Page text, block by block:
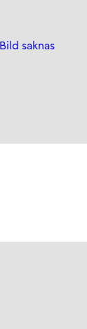
Bild saknas